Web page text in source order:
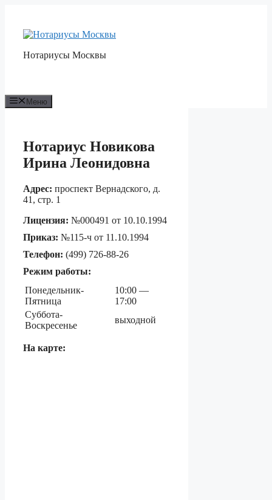
содержимому
Нотариусы Москвы
Меню
Нотариус Новикова
Ирина Леонидовна
Адрес: проспект Вернадского, д.
41, стр. 1
Лицензия: №000491 от 10.10.1994
Приказ: №115-ч от 11.10.1994
Телефон: (499) 726-88-26
Режим работы:
Понедельник-
Пятница
10:00 —
17:00
Суббота-
Воскресенье
выходной
На карте: